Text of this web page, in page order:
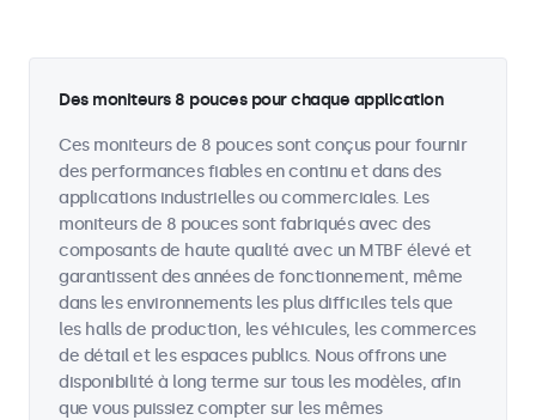
Des moniteurs 8 pouces pour chaque application
Ces moniteurs de 8 pouces sont conçus pour fournir
des performances fiables en continu et dans des
applications industrielles ou commerciales. Les
moniteurs de 8 pouces sont fabriqués avec des
composants de haute qualité avec un MTBF élevé et
garantissent des années de fonctionnement, même
dans les environnements les plus difficiles tels que
les halls de production, les véhicules, les commerces
de détail et les espaces publics. Nous offrons une
disponibilité à long terme sur tous les modèles, afin
que vous puissiez compter sur les mêmes